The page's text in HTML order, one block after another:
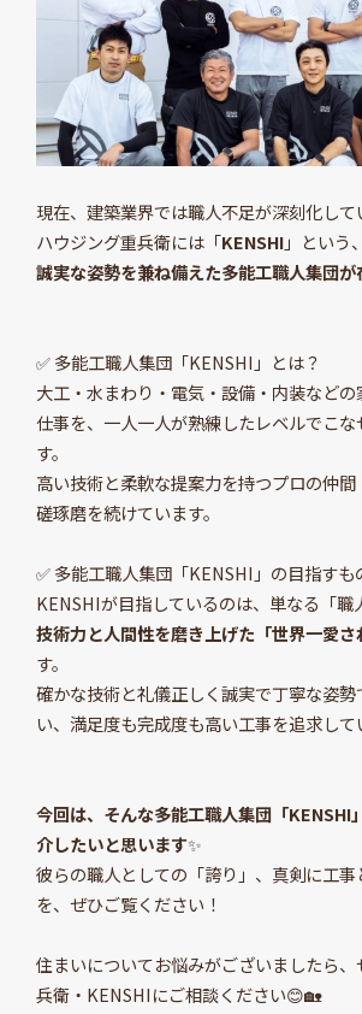
現在、建築業界では職人不足が深刻化して
ハウジング重兵衛には「KENSHI」という、
誠実な姿勢を兼ね備えた多能工職人集団が
✅ 多能工職人集団「KENSHI」とは？
大工・水まわり・電気・設備・内装などの
仕事を、一人一人が熟練したレベルでこな
す。
高い技術と柔軟な提案力を持つプロの仲
磋琢磨を続けています。
✅ 多能工職人集団「KENSHI」の目指すも
KENSHIが目指しているのは、単なる「職
技術力と人間性を磨き上げた「世界一愛さ
す。
確かな技術と礼儀正しく誠実で丁寧な姿
い、満足度も完成度も高い工事を追求して
今回は、そんな多能工職人集団「KENSHI
介したいと思います✨
彼らの職人としての「誇り」、真剣に工
を、ぜひご覧ください！
住まいについてお悩みがございましたら
兵衛・KENSHIにご相談ください😊🏡